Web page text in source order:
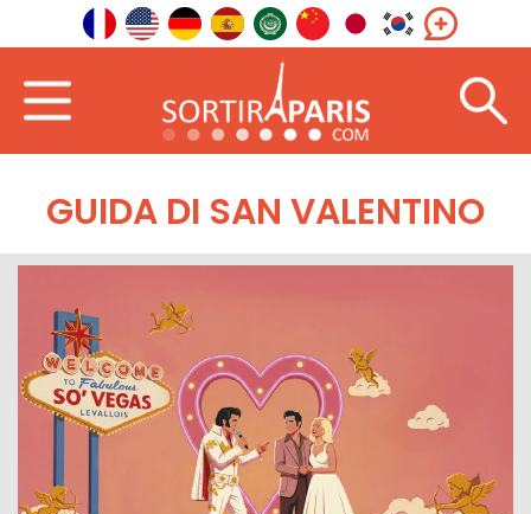
GUIDA DI SAN VALENTINO